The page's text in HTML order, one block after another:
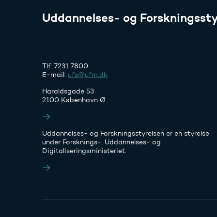
Uddannelses- og
Tlf. 7231 7800
E-mail: ufs@ufm.dk
Haraldsgade 53
2100 København Ø
Uddannelses- og Forskningsstyrelsen er en styrelse
under Forsknings-, Uddannelses- og
Digitaliseringsministeriet: